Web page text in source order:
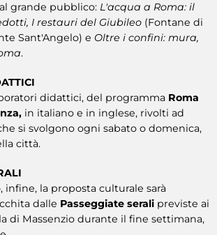
grande pubblico: L'acqua a Roma: il
I restauri del Giubileo (Fontane di
Sant'Angelo) e Oltre i confini: mura,
.
didattici, del programma Roma
in italiano e in inglese, rivolti ad
si svolgono ogni sabato o domenica,
città.
infine, la proposta culturale sarà
dalle Passeggiate serali previste ai
di Massenzio durante il fine settimana,